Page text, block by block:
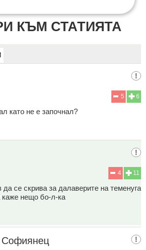
КЪМ СТАТИЯТА
6
5
като не е започнал?
11
4
се скрива за далаверите на теменуга
нещо бо-л-ка
Софиянец